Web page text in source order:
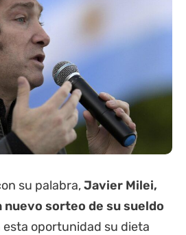
su palabra,Javier Milei,
nuevo sorteo de su sueldo
esta oportunidad su dieta